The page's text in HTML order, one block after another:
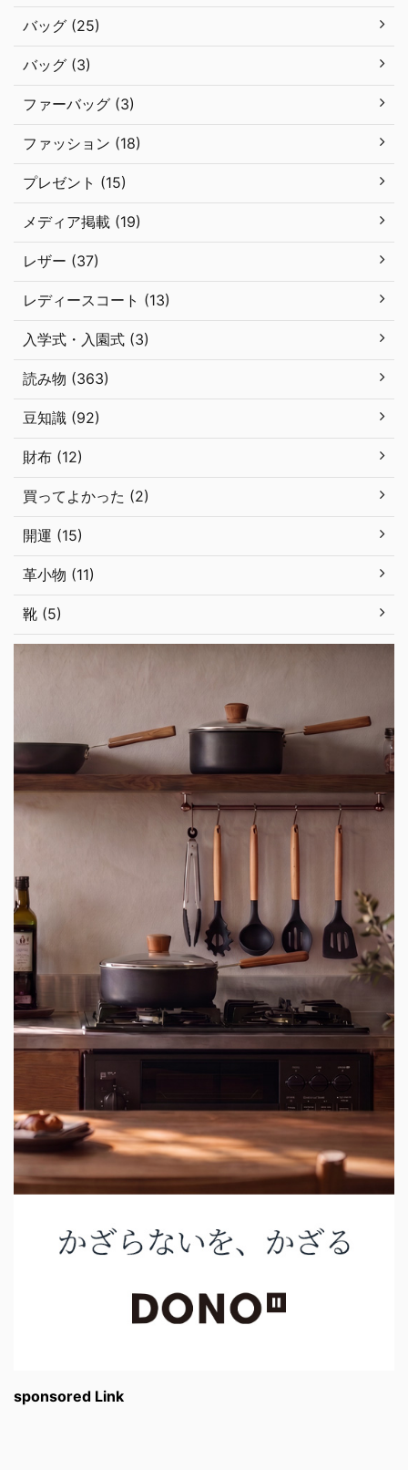
バッグ (25)
バッグ (3)
ファーバッグ (3)
ファッション (18)
プレゼント (15)
メディア掲載 (19)
レザー (37)
レディースコート (13)
入学式・入園式 (3)
読み物 (363)
豆知識 (92)
財布 (12)
買ってよかった (2)
開運 (15)
革小物 (11)
靴 (5)
sponsored Link